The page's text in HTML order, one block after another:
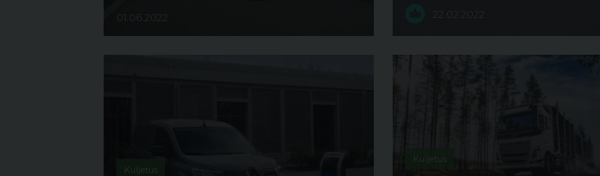
01.06.2022
Kuljetus
Kuljetus